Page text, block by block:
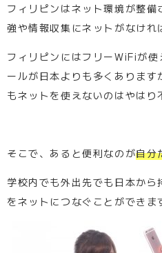
フィリピンはネット環境が整
強や情報収集にネットがなけれ
フィリピンにはフリーWiFiが
ールが日本よりも多くありま
もネットを使えないのはやはり
そこで、あると便利なのが自分
学校内でも外出先でも日本か
をネットにつなぐことができま